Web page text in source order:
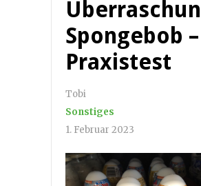
Spongebob
Praxistest
Tobi
Sonstiges
1. Februar 2023